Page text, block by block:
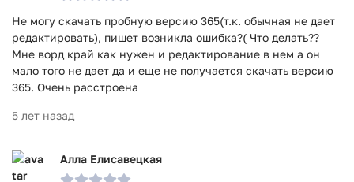
Не могу скачать пробную версию 365(т.к. обычная не дает
редактировать), пишет возникла ошибка?( Что делать??
Мне ворд край как нужен и редактирование в нем а он
мало того не дает да и еще не получается скачать версию
365. Очень расстроена
5 лет назад
Алла Елисавецкая